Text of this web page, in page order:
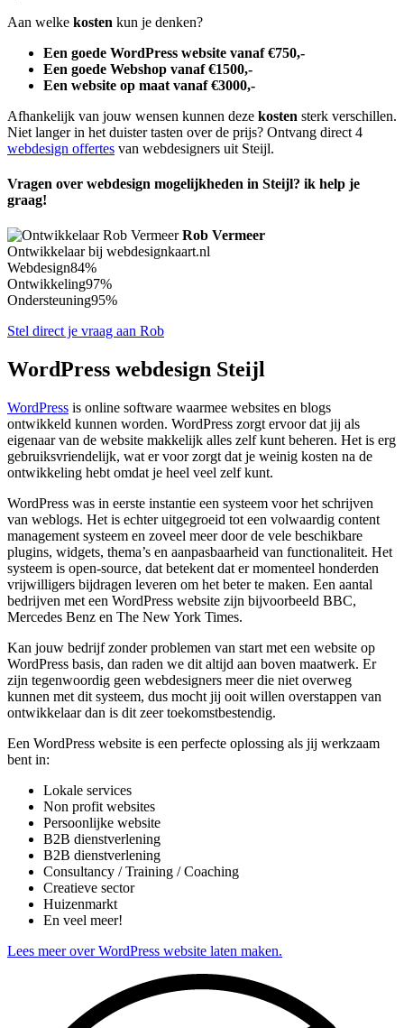
Aan welke kosten kun je denken?
Een goede WordPress website vanaf €750,-
Een goede Webshop vanaf €1500,-
Een website op maat vanaf €3000,-
Afhankelijk van jouw wensen kunnen deze kosten sterk verschillen.
Niet langer in het duister tasten over de prijs? Ontvang direct 4
webdesign offertes van webdesigners uit Steijl.
Vragen over webdesign mogelijkheden in Steijl? ik help je
graag!
Rob Vermeer
Ontwikkelaar bij webdesignkaart.nl
Webdesign84%
Ontwikkeling97%
Ondersteuning95%
Stel direct je vraag aan Rob
WordPress webdesign Steijl
WordPress is online software waarmee websites en blogs
ontwikkeld kunnen worden. WordPress zorgt ervoor dat jij als
eigenaar van de website makkelijk alles zelf kunt beheren. Het is erg
gebruiksvriendelijk, wat er voor zorgt dat je weinig kosten na de
ontwikkeling hebt omdat je heel veel zelf kunt.
WordPress was in eerste instantie een systeem voor het schrijven
van weblogs. Het is echter uitgegroeid tot een volwaardig content
management systeem en zoveel meer door de vele beschikbare
plugins, widgets, thema’s en aanpasbaarheid van functionaliteit. Het
systeem is open-source, dat betekent dat er momenteel honderden
vrijwilligers bijdragen leveren om het beter te maken. Een aantal
bedrijven met een WordPress website zijn bijvoorbeeld BBC,
Mercedes Benz en The New York Times.
Kan jouw bedrijf zonder problemen van start met een website op
WordPress basis, dan raden we dit altijd aan boven maatwerk. Er
zijn tegenwoordig geen webdesigners meer die niet overweg
kunnen met dit systeem, dus mocht jij ooit willen overstappen van
ontwikkelaar dan is dit zeer toekomstbestendig.
Een WordPress website is een perfecte oplossing als jij werkzaam
bent in:
Lokale services
Non profit websites
Persoonlijke website
B2B dienstverlening
B2B dienstverlening
Consultancy / Training / Coaching
Creatieve sector
Huizenmarkt
En veel meer!
Lees meer over WordPress website laten maken.